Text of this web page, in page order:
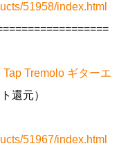
51958/index.html
Tremolo ギターエ
還元）
51967/index.html